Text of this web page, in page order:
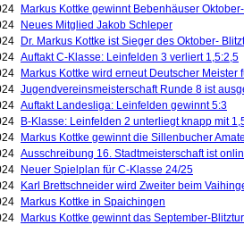
Markus Kottke gewinnt Bebenhäuser
Neues Mitglied Jakob Schleper
Dr. Markus Kottke ist Sieger des Oktober-
Auftakt C-Klasse: Leinfelden 3 verliert 1,5:2,5
Markus Kottke wird erneut Deutscher Meister
Jugendvereinsmeisterschaft Runde 8 ist
Auftakt Landesliga: Leinfelden gewinnt 5:3
B-Klasse: Leinfelden 2 unterliegt knapp mit
Markus Kottke gewinnt die Sillenbucher
Ausschreibung 16. Stadtmeisterschaft ist
Neuer Spielplan für C-Klasse 24/25
Karl Brettschneider wird Zweiter beim
Markus Kottke in Spaichingen
Markus Kottke gewinnt das September-